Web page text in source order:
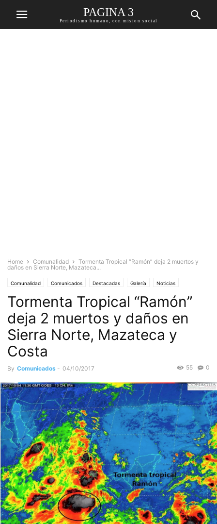
PAGINA 3
Periodismo humano, con mision social
Home Comunalidad
Tormenta Tropical “Ramón” deja 2 muertos y
daños en Sierra Norte, Mazateca...
Comunalidad Comunicados Destacadas Galería Noticias
Tormenta Tropical “Ramón”
deja 2 muertos y daños en
Sierra Norte, Mazateca y
Costa
By Comunicados - 04/10/2017 0
55